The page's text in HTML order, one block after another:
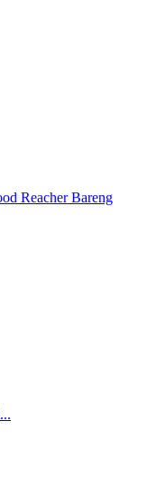
Reacher Bareng